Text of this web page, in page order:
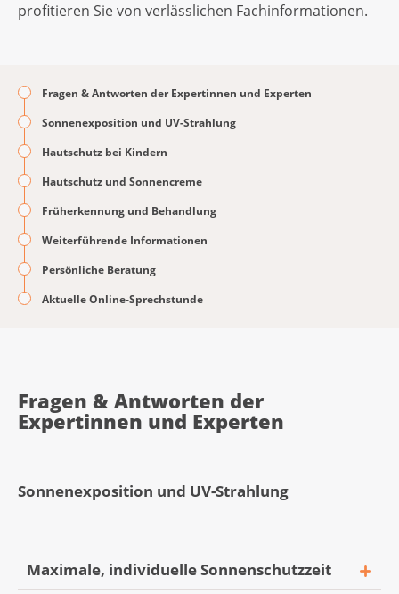
profitieren Sie von verlässlichen Fachinformationen.
Fragen & Antworten der Expertinnen und Experten
Sonnenexposition und UV-Strahlung
Hautschutz bei Kindern
Hautschutz und Sonnencreme
Früherkennung und Behandlung
Weiterführende Informationen
Persönliche Beratung
Aktuelle Online-Sprechstunde
Fragen & Antworten der
Expertinnen und Experten
Sonnenexposition und UV-Strahlung
Maximale, individuelle Sonnenschutzzeit